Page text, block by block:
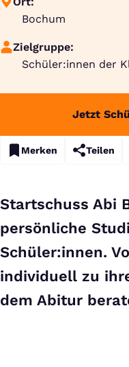
Bochum
Zielgruppe:
Schüler:innen der
Jetzt
Merken Teilen
Startschuss Abi
persönliche
Schüler:innen.
individuell zu
dem Abitur